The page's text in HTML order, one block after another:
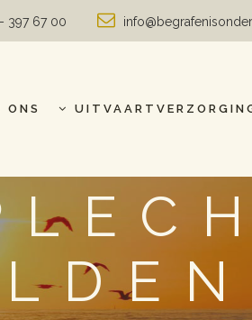
397 67 00
ONS